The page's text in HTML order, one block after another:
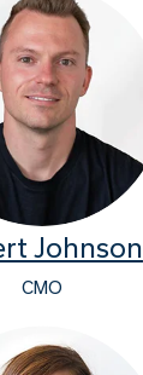
Johnson
CMO